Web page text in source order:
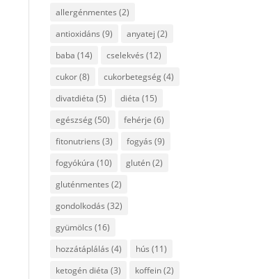
allergénmentes (2)
antioxidáns (9) anyatej (2)
baba (14) cselekvés (12)
cukor(8) cukorbetegség(4)
divatdiéta (5) diéta (15)
egészség(50) fehérje (6)
fitonutriens (3) fogyás (9)
fogyókúra (10) glutén(2)
gluténmentes (2)
gondolkodás (32)
gyümölcs (16)
hozzátáplálás (4) hús (11)
ketogén diéta (3) koffein(2)